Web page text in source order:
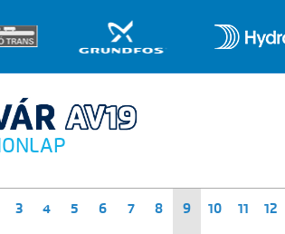
3 4 5 6 7 8 9 10 11 12